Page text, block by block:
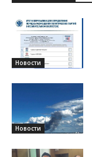
Новости
Новости